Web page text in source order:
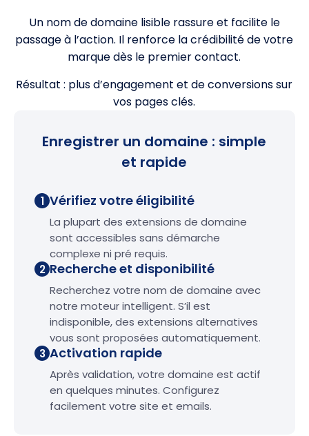
Un nom de domaine lisible rassure et facilite le
passage à l’action. Il renforce la crédibilité de votre
marque dès le premier contact.
Résultat : plus d’engagement et de conversions sur
vos pages clés.
Enregistrer un domaine : simple
et rapide
1 Vérifiez votre éligibilité
La plupart des extensions de domaine
sont accessibles sans démarche
complexe ni pré requis.
2 Recherche et disponibilité
Recherchez votre nom de domaine avec
notre moteur intelligent. S’il est
indisponible, des extensions alternatives
vous sont proposées automatiquement.
3 Activation rapide
Après validation, votre domaine est actif
en quelques minutes. Configurez
facilement votre site et emails.